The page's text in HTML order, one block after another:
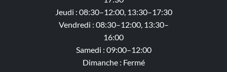
Jeudi : 08:30–12:00, 13:30–17:30
Vendredi : 08:30–12:00, 13:30–
16:00
Samedi : 09:00–12:00
Dimanche : Fermé